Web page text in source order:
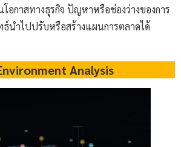
กาสทางธุรกิจ ปัญหาหรือช่องว่างของการ
นำไปปรับหรือสร้างแผนการตลาดได้
Analysis